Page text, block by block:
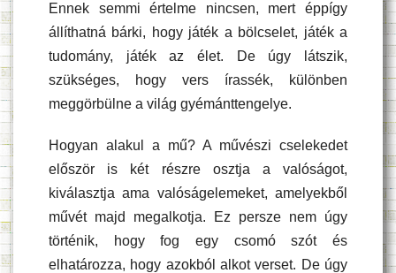
Ennek semmi értelme nincsen, mert éppígy
állíthatná bárki, hogy játék a bölcselet, játék a
tudomány, játék az élet. De úgy látszik,
szükséges, hogy vers írassék, különben
meggörbülne a világ gyémánttengelye.
Hogyan alakul a mű? A művészi cselekedet
először is két részre osztja a valóságot,
kiválasztja ama valóságelemeket, amelyekből
művét majd megalkotja. Ez persze nem úgy
történik, hogy fog egy csomó szót és
elhatározza, hogy azokból alkot verset. De úgy